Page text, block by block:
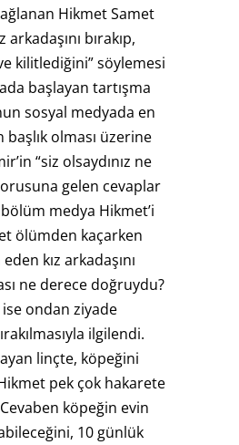
Hikmet Samet
arkadaşını bırakıp,
kilitlediğini” söylemesi
başlayan tartışma
sosyal medyada en
olması üzerine
“siz olsaydınız ne
gelen cevaplar
medya Hikmet’i
ölümden kaçarken
kız arkadaşını
ne derece doğruydu?
ondan ziyade
ilgilendi.
linçte, köpeğini
pek çok hakarete
köpeğin evin
10 günlük